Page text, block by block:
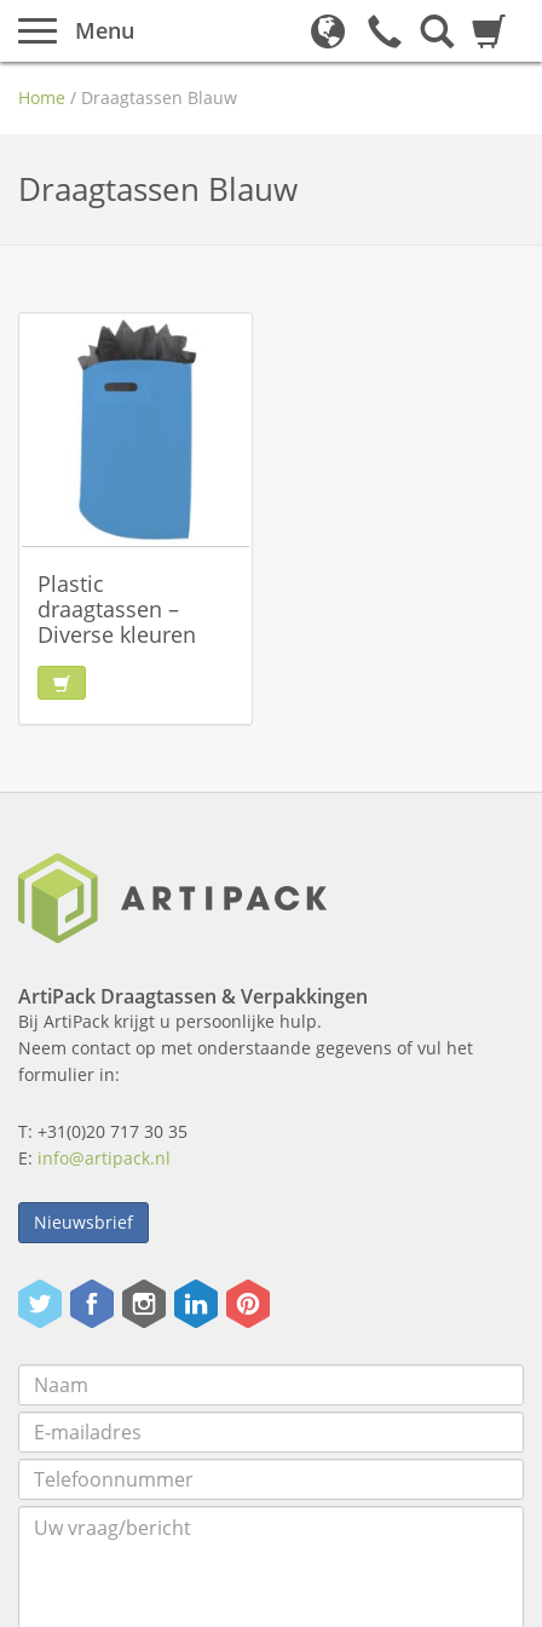
Menu
Home / Draagtassen Blauw
Draagtassen Blauw
Plastic
draagtassen –
Diverse kleuren
ArtiPack Draagtassen & Verpakkingen
Bij ArtiPack krijgt u persoonlijke hulp.
Neem contact op met onderstaande gegevens of vul het
formulier in:
T: +31(0)20 717 30 35
E: info@artipack.nl
Nieuwsbrief